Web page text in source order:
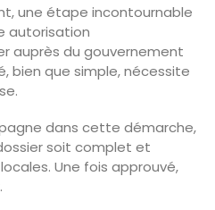
une étape incontournable
autorisation
auprès du gouvernement
bien que simple, nécessite
dans cette démarche,
soit complet et
Une fois approuvé,